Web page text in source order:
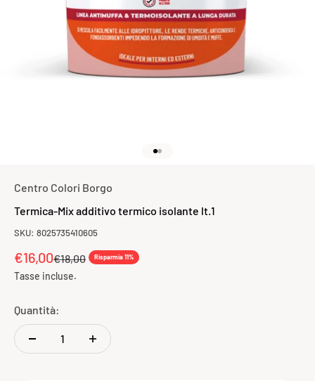
Centro Colori Borgo
Termica-Mix additivo termico isolante lt.1
SKU: 8025735410605
Prezzo scontato
€16,00Prezzo
€18,00 Risparmia 11%
Tasse incluse.
Quantità: